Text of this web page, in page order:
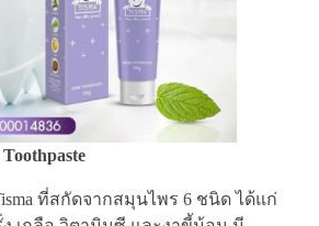
ที่สกัดจากสมุนไพร 6 ชนิด ได้แก่